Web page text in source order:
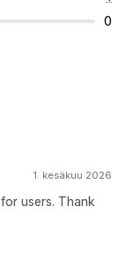
0
1. kesäkuu 2026
users. Thank